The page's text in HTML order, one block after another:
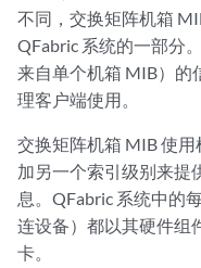
不同，交换矩阵机箱
QFabric 系统的一部分
来自单个机箱 MIB）的
理客户端使用。
交换矩阵机箱 MIB 使
加另一个索引级别来提
息。QFabric 系统中的
连设备）都以其硬件组
卡。